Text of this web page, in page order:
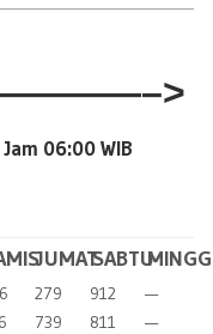
Jam 06:00 WIB
JUMATSABTU
279 912
—
739 811
—